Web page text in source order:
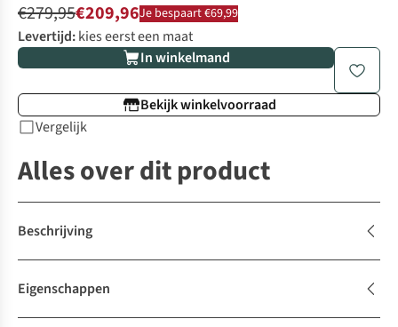
€279,95€209,96Je bespaart €69,99
Levertijd:kies eerst een maat
In winkelmand
Bekijk winkelvoorraad
Vergelijk
Alles over dit product
Beschrijving
Eigenschappen